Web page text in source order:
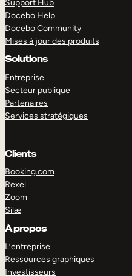
Support Hub
Docebo Help
Docebo Community
Mises à jour des produits
Solutions
Entreprise
Secteur publique
Partenaires
Services stratégiques
Clients
Booking.com
Rexel
Zoom
Silæ
À propos
L’entreprise
Ressources graphiques
Investisseurs